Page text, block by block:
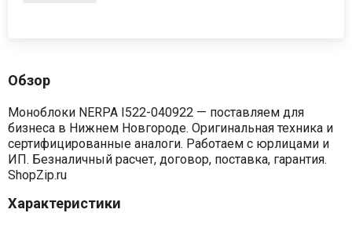
Обзор
Моноблоки NERPA I522-040922 — поставляем для
бизнеса в Нижнем Новгороде. Оригинальная техника и
сертифицированные аналоги. Работаем с юрлицами и
ИП. Безналичный расчет, договор, поставка, гарантия.
ShopZip.ru
Характеристики